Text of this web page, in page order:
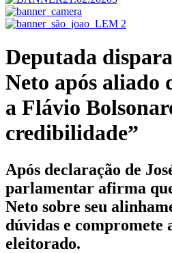
Deputada
Neto após aliado
a Flávio
credibilidade”
Após declaração de
parlamentar afirma
Neto sobre seu
dúvidas e compromete
eleitorado.